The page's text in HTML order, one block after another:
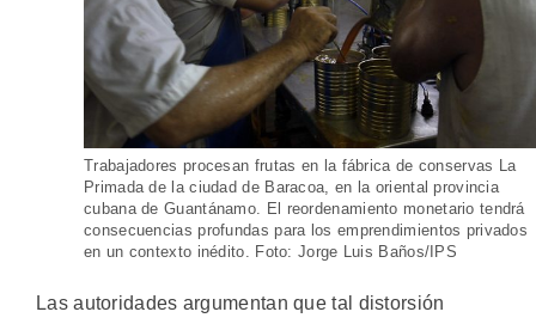
Trabajadores procesan frutas en la fábrica de conservas La
Primada de la ciudad de Baracoa, en la oriental provincia
cubana de Guantánamo. El reordenamiento monetario tendrá
consecuencias profundas para los emprendimientos privados
en un contexto inédito. Foto: Jorge Luis Baños/IPS
Las autoridades argumentan que tal distorsión